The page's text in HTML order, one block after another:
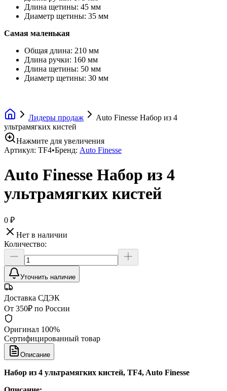
Длина щетины: 45 мм
Диаметр щетины: 35 мм
Самая маленькая
Общая длина: 210 мм
Длина ручки: 160 мм
Длина щетины: 50 мм
Диаметр щетины: 30 мм
Лидеры продаж
Auto Finesse Набор из 4
ультрамягких кистей
Нажмите для увеличения
Артикул: TF4•Бренд: Auto Finesse
Auto Finesse Набор из 4
ультрамягких кистей
0 ₽
Нет в наличии
Количество:
Уточнить наличие
Доставка СДЭК
От 350₽ по России
Оригинал 100%
Сертифицированный товар
Описание
Набор из 4 ультрамягких кистей, TF4, Auto Finesse